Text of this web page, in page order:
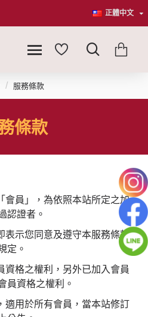
正體中文
服務條款
條款
會員」，為依照本站所定之加
認證者。
表示您同意及遵守本服務條款
定。
資格之權利，另外已加入會員
員資格之權利。
適用於所有會員，當本站修訂